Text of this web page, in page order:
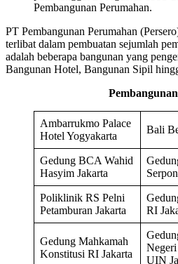
PT Pembangunan Perumahan
terlibat dalam pembuatan sejumlah
adalah beberapa bangunan yang
Bangunan Hotel, Bangunan Sipil
Ambarrukmo Palace
Hotel Yogyakarta
Bali
Gedung BCA Wahid
Hasyim Jakarta
Poliklinik RS Pelni
Petamburan Jakarta
RI
Gedung Mahkamah
Konstitusi RI Jakarta
UIN